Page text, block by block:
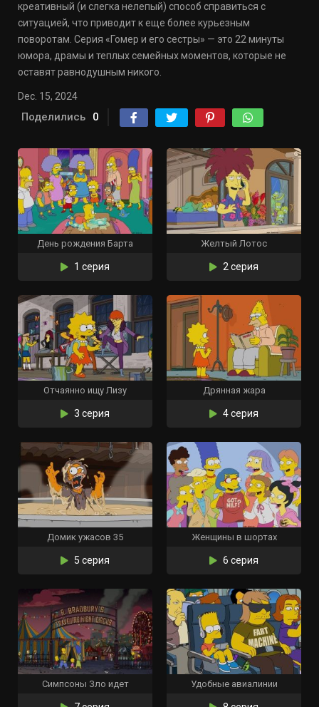
креативный (и слегка нелепый) способ справиться с
ситуацией, что приводит к еще более курьезным
поворотам. Серия «Гомер и его сестры» — это 22 минуты
юмора, драмы и теплых семейных моментов, которые не
оставят равнодушным никого.
Dec. 15, 2024
Поделились 0
День рождения Барта
1 серия
Желтый Лотос
2 серия
Отчаянно ищу Лизу
3 серия
Дрянная жара
4 серия
Домик ужасов 35
5 серия
Женщины в шортах
6 серия
Симпсоны Зло идет Удобные авиалинии